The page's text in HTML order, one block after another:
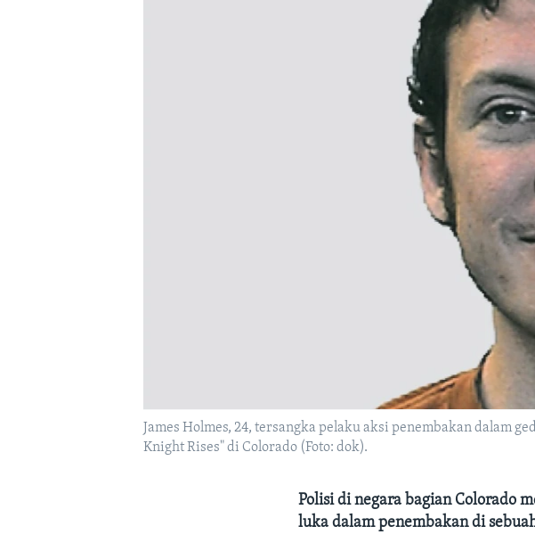
James Holmes, 24, tersangka pelaku aksi penembakan dalam
Knight Rises" di Colorado (Foto: dok).
Polisi di negara bagian Colorado
luka dalam penembakan di